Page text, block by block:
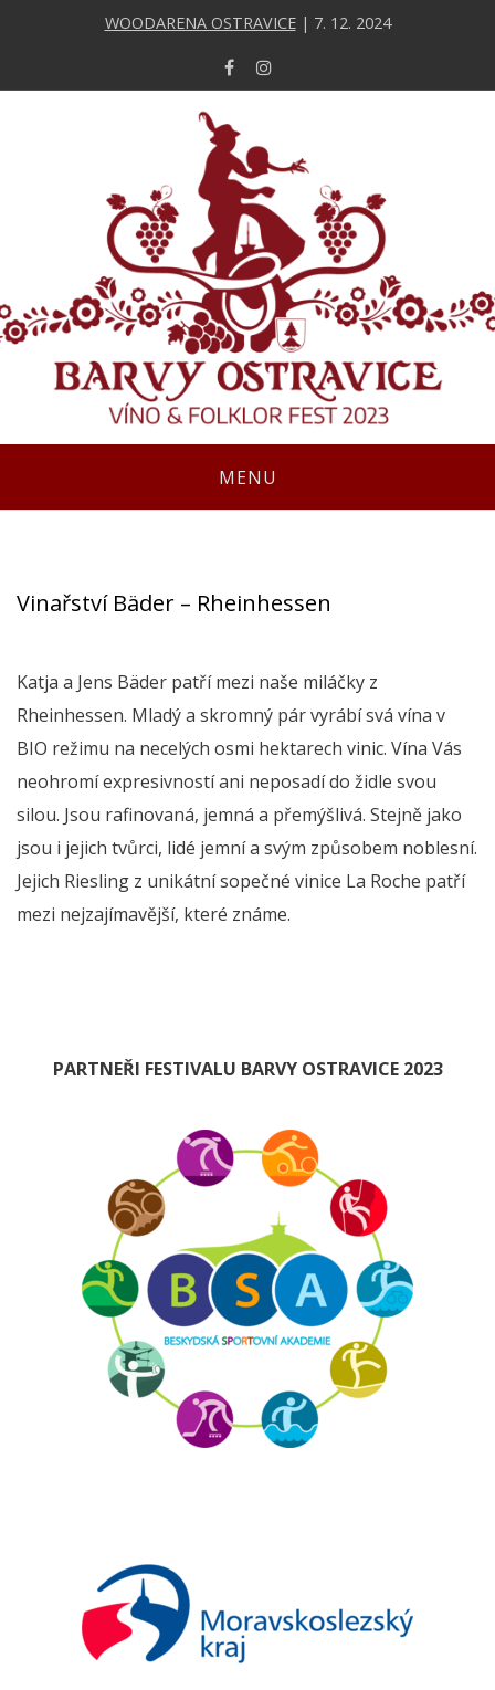
WOODARENA OSTRAVICE| 7. 12. 2024
MENU
Vinařství Bäder – Rheinhessen
Katja a Jens Bäder patří mezi naše miláčky z
Rheinhessen. Mladý a skromný pár vyrábí svá vína v
BIO režimu na necelých osmi hektarech vinic. Vína Vás
neohromí expresivností ani neposadí do židle svou
silou. Jsou rafinovaná, jemná a přemýšlivá. Stejně jako
jsou i jejich tvůrci, lidé jemní a svým způsobem noblesní.
Jejich Riesling z unikátní sopečné vinice La Roche patří
mezi nejzajímavější, které známe.
PARTNEŘI FESTIVALU BARVY OSTRAVICE 2023